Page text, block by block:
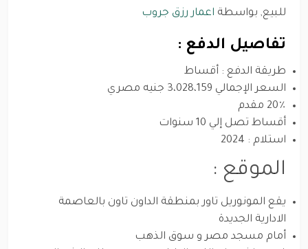
للبيع, بواسطة اعمار رزق جروب
تفاصيل الدفع :
طريقة الدفع : أقساط
السعر الإجمالي 3،028،159 جنيه مصري
20٪ مقدم
أقساط تصل إلي 10 سنوات
استلام : 2024
الموقع :
يقع المونوريل تاور بمنطقة الداون تاون بالعاصمة
الادارية الجديدة
أمام مسجد مصر و سوق الذهب